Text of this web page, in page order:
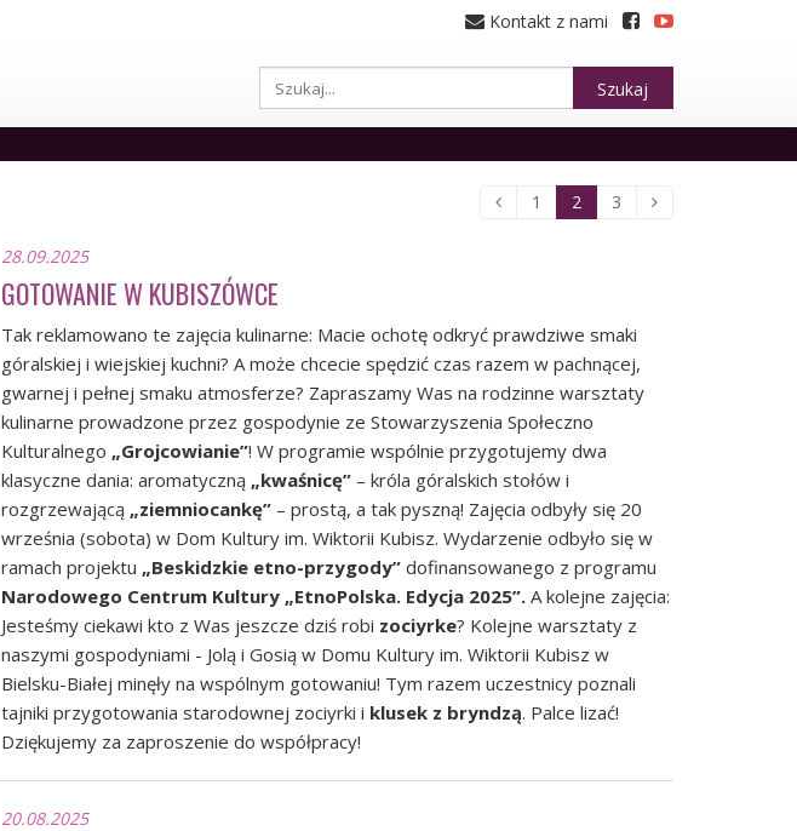
Kontakt z nami
Szukaj
1 2 3
28.09.2025
GOTOWANIE W KUBISZÓWCE
Tak reklamowano te zajęcia kulinarne: Macie ochotę odkryć prawdziwe smaki
góralskiej i wiejskiej kuchni? A może chcecie spędzić czas razem w pachnącej,
gwarnej i pełnej smaku atmosferze? Zapraszamy Was na rodzinne warsztaty
kulinarne prowadzone przez gospodynie ze Stowarzyszenia Społeczno
Kulturalnego „Grojcowianie”! W programie wspólnie przygotujemy dwa
klasyczne dania: aromatyczną „kwaśnicę” – króla góralskich stołów i
rozgrzewającą „ziemniocankę” – prostą, a tak pyszną! Zajęcia odbyły się 20
września (sobota) w Dom Kultury im. Wiktorii Kubisz. Wydarzenie odbyło się w
ramach projektu „Beskidzkie etno-przygody” dofinansowanego z programu
Narodowego Centrum Kultury „EtnoPolska. Edycja 2025”. A kolejne zajęcia:
Jesteśmy ciekawi kto z Was jeszcze dziś robi zociyrke? Kolejne warsztaty z
naszymi gospodyniami - Jolą i Gosią w Domu Kultury im. Wiktorii Kubisz w
Bielsku-Białej minęły na wspólnym gotowaniu! Tym razem uczestnicy poznali
tajniki przygotowania starodownej zociyrki i klusek z bryndzą. Palce lizać!
Dziękujemy za zaproszenie do współpracy!
20.08.2025